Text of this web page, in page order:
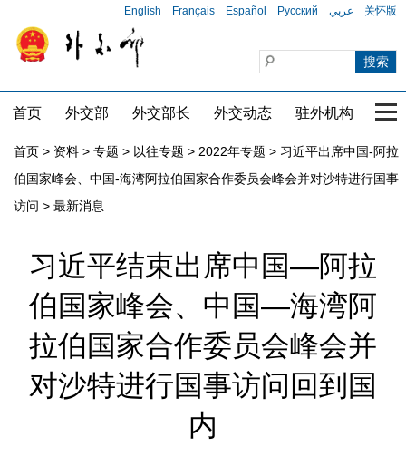
English Français Español Русский عربي 关怀版
首页 外交部 外交部长 外交动态 驻外机构 国
首页 > 资料 > 专题 > 以往专题 > 2022年专题 > 习近平出席中国-阿拉
伯国家峰会、中国-海湾阿拉伯国家合作委员会峰会并对沙特进行国事
访问 > 最新消息
习近平结束出席中国—阿拉
伯国家峰会、中国—海湾阿
拉伯国家合作委员会峰会并
对沙特进行国事访问回到国
内